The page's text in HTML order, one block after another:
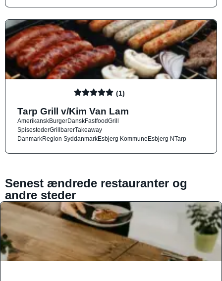
(1)
Tarp Grill v/Kim Van Lam
AmerikanskBurgerDanskFastfoodGrill
SpisestederGrillbarerTakeaway
DanmarkRegion SyddanmarkEsbjerg KommuneEsbjerg NTarp
Senest ændrede restauranter og
andre steder